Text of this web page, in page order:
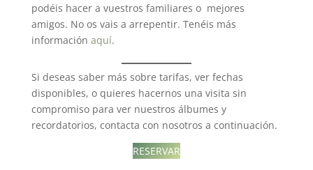
podéis hacer a vuestros familiares o mejores
amigos. No os vais a arrepentir. Tenéis más
información aquí.
Si deseas saber más sobre tarifas, ver fechas
disponibles, o quieres hacernos una visita sin
compromiso para ver nuestros álbumes y
recordatorios, contacta con nosotros a continuación.
RESERVAR